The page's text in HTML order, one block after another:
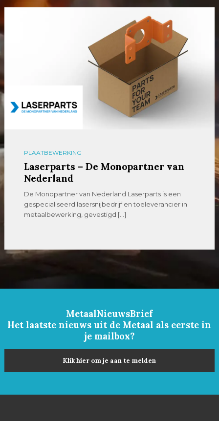
PLAATBEWERKING
Laserparts – De Monopartner van
Nederland
De Monopartner van Nederland Laserparts is een
gespecialiseerd lasersnijbedrijf en toeleverancier in
metaalbewerking, gevestigd […]
MetaalNieuwsBrief
Het laatste nieuws uit de Metaal als eerste in
je mailbox?
Klik hier om je aan te melden